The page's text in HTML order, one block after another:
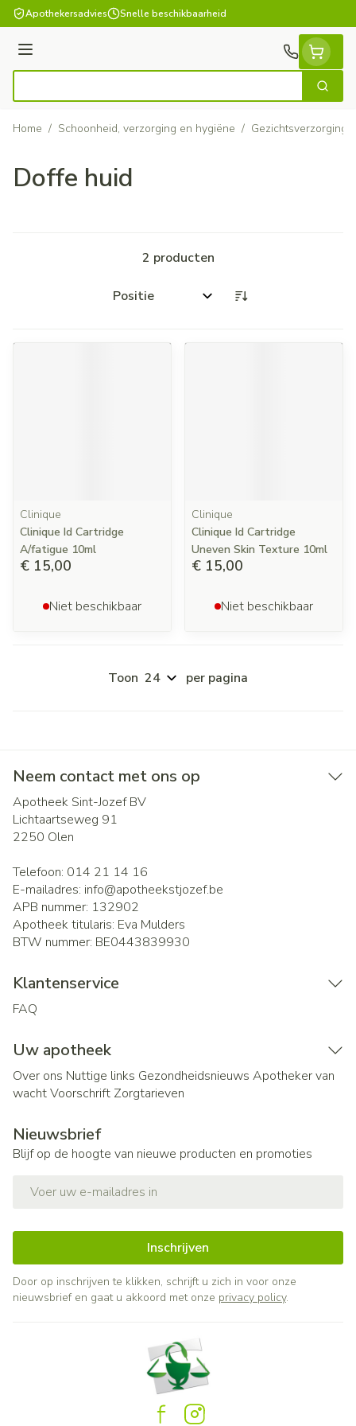
Ga naar de inhoud
Apothekersadvies Snelle beschikbaarheid
Menu
Zoek
Home / Schoonheid, verzorging en hygiëne / Gezichtsverzorging
Doffe huid
2 producten
Sorteer op:
Clinique
Clinique Id Cartridge
A/fatigue 10ml
€ 15,00
Niet beschikbaar
Clinique
Clinique Id Cartridge
Uneven Skin Texture 10ml
€ 15,00
Niet beschikbaar
Toon per pagina
Neem contact met ons op
Apotheek Sint-Jozef BV
Lichtaartseweg 91
2250 Olen
Telefoon: 014 21 14 16
E-mailadres: info@apotheekstjozef.be
APB nummer: 132902
Apotheek titularis: Eva Mulders
BTW nummer: BE0443839930
Klantenservice
FAQ
Uw apotheek
Over ons Nuttige links Gezondheidsnieuws Apotheker van
wachtVoorschrift Zorgtarieven
Nieuwsbrief
Blijf op de hoogte van nieuwe producten en promoties
Inschrijven
Door op inschrijven te klikken, schrijft u zich in voor onze
nieuwsbrief en gaat u akkoord met onze privacy policy.